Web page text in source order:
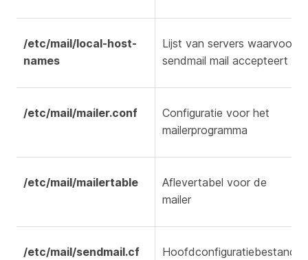
/etc/mail/local-host-
names
Lijst van servers waarvoor
sendmail mail accepteert
/etc/mail/mailer.conf
Configuratie voor het
mailerprogramma
/etc/mail/mailertable
Aflevertabel voor de
mailer
/etc/mail/sendmail.cf
Hoofdconfiguratiebestand